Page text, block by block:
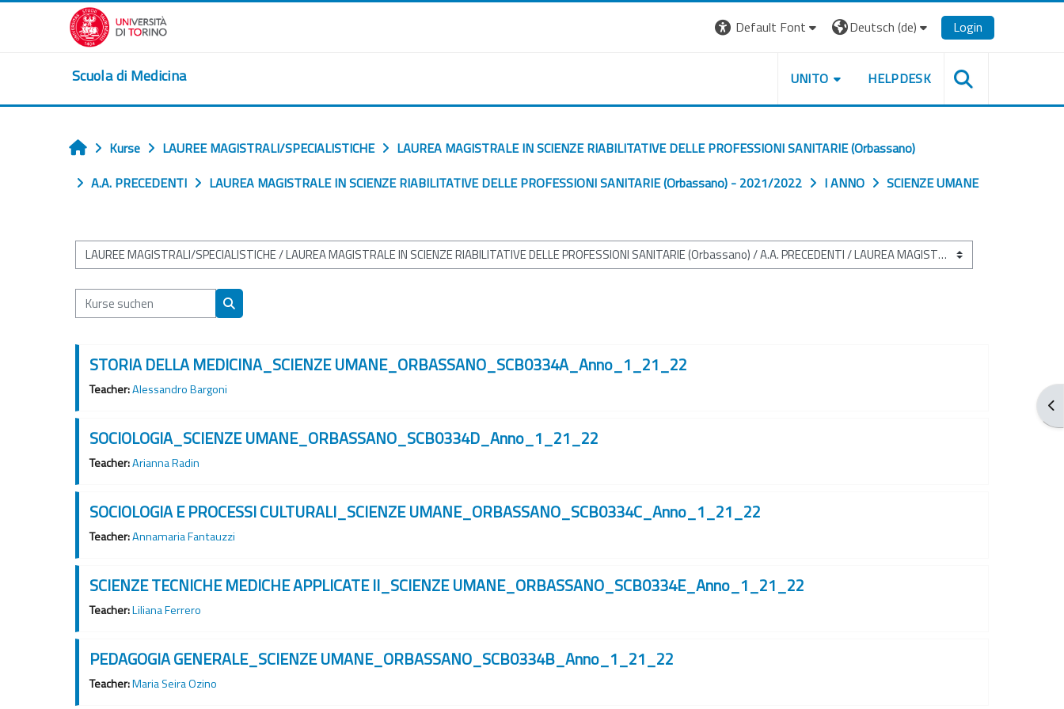
Zum Hauptinhalt
Default Font
Deutsch ‎(de)‎ Login
Scuola di Medicina UNITO HELPDESK
Startseite
Kurse LAUREE MAGISTRALI/SPECIALISTICHE
LAUREA MAGISTRALE IN SCIENZE RIABILITATIVE DELLE PROFESSIONI SANITARIE (Orbassano)
A.A. PRECEDENTI
LAUREA MAGISTRALE IN SCIENZE RIABILITATIVE DELLE PROFESSIONI SANITARIE (Orbassano) - 2021/2022 I ANNO SCIENZE UMANE
Kursbereiche
Kurse suchen
Kurse suchen
STORIA DELLA MEDICINA_SCIENZE UMANE_ORBASSANO_SCB0334A_Anno_1_21_22
Teacher:Alessandro Bargoni
SOCIOLOGIA_SCIENZE UMANE_ORBASSANO_SCB0334D_Anno_1_21_22
Teacher:Arianna Radin
SOCIOLOGIA E PROCESSI CULTURALI_SCIENZE UMANE_ORBASSANO_SCB0334C_Anno_1_21_22
Teacher:Annamaria Fantauzzi
SCIENZE TECNICHE MEDICHE APPLICATE II_SCIENZE UMANE_ORBASSANO_SCB0334E_Anno_1_21_22
Teacher:Liliana Ferrero
PEDAGOGIA GENERALE_SCIENZE UMANE_ORBASSANO_SCB0334B_Anno_1_21_22
Teacher:Maria Seira Ozino